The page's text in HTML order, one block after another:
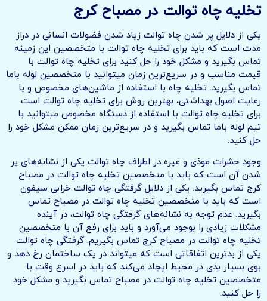
تخلیه چاه توالت در مصباح کرج
یکی از دلایل پر شدن چاه توالت زیاد شدن فضولات انسانی در دراز
مدت است که باید برای تخلیه چاه توالت با متخصصین این زمینه
تماس بگیرید و مشکل خود را حل کنید برای تخلیه چاه توالت با
قیمت مناسب و در سریع‌ترین زمان میتوانید با متخصصین لوله باما
تماس بگیرید. تخلیه چاه با استفاده از ماشین‌های مخصوص و با
رعایت اصول بهداشتی، بهترین روش برای تخلیه چاه توالت است
برای تخلیه چاه توالت با استفاده از دستگاه مخصوص میتوانید با
تیم لوله باما تماس بگیرید و در سریع‌ترین زمان ممکن مشکل خود را
حل کنید.
وجود حشرات موذی و غیره در اطراف چاه توالت یکی از نشانه‌های پر
شدن آن است که باید با متخصصین تخلیه چاه توالت در مصباح
کرج تماس بگیرید. یکی از دلایل گرفتگی چاه توالت خرابی سیفون
است که باید با متخصصین تخلیه چاه توالت در مصباح تماس
بگیرید. عدم توجه به نشانه‌های گرفتگی چاه توالت، در آینده
مشکلات زیادی را بوجود می‌آورد و باید برای رفع آن با متخصصین
تخلیه چاه توالت در مصباح کرج تماس بگیریم. گرفتگی چاه توالت
یکی از بدترین اتفاقاتی است که میتواند در یک ساختمان رخ دهد و
بوی بسیار بدی در محیط ایجاد می‌کند که باید در اسرع وقت با
متخصصین تخلیه چاه توالت در مصباح تماس بگیرید و مشکل خود
را حل کنید.